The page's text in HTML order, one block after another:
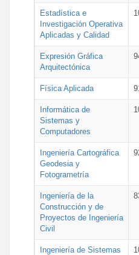
Estadística e
Investigación Operativa
Aplicadas y Calidad
Expresión Gráfica
Arquitectónica
Física Aplicada
Informática de
Sistemas y
Computadores
Ingeniería Cartográfica
Geodesia y
Fotogrametría
Ingeniería de la
Construcción y de
Proyectos de Ingeniería
Civil
Ingeniería de Sistemas